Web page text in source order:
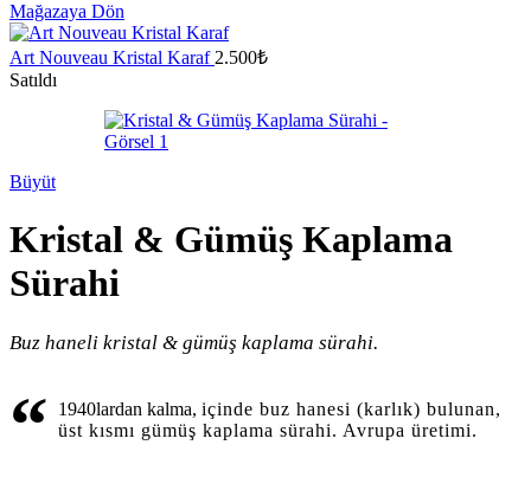
Mağazaya Dön
Art Nouveau Kristal Karaf 2.500₺
Satıldı
Büyüt
Kristal & Gümüş Kaplama
Sürahi
Buz haneli kristal & gümüş kaplama sürahi.
“ 1940lardan kalma, içinde buz hanesi (karlık) bulunan,
üst kısmı gümüş kaplama sürahi. Avrupa üretimi.